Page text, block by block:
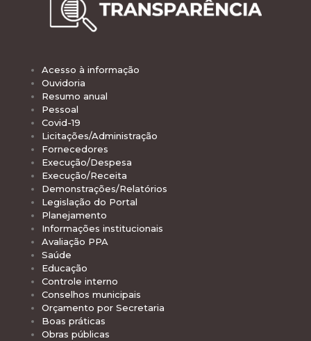
Acesso à informação
Ouvidoria
Resumo anual
Pessoal
Covid-19
Licitações/Administração
Fornecedores
Execução/Despesa
Execução/Receita
Demonstrações/Relatórios
Legislação do Portal
Planejamento
Informações institucionais
Avaliação PPA
Saúde
Educação
Controle interno
Conselhos municipais
Orçamento por Secretaria
Boas práticas
Obras públicas